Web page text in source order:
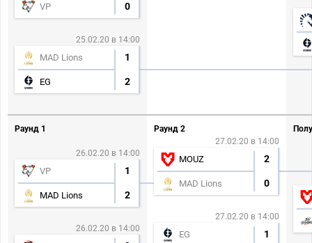
VP 0
25.02.20 в 14:00
MAD Lions 1
EG 2
Раунд 1
26.02.20 в 14:00
VP 1
MAD Lions 2
26.02.20 в 14:00
Раунд 2
27.02.20 в 14:00
MOUZ 2
MAD Lions 0
27.02.20 в 14:00
EG 1